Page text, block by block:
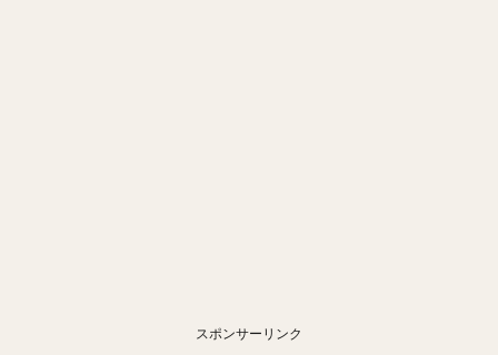
スポンサーリンク